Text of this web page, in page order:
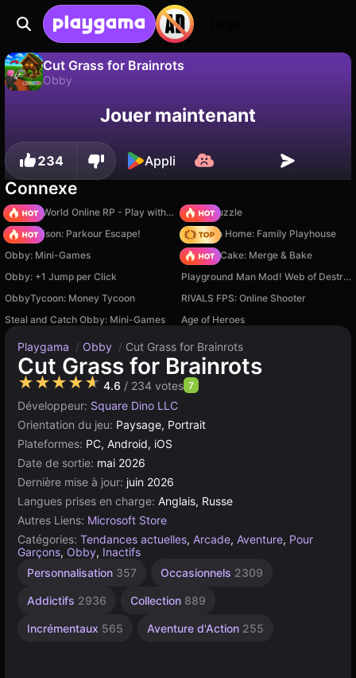
Cut Grass for Brainrots
Obby
progression !
Non Enregistrer
Jouer maintenant
234 Appli
Connexe
Sprunki World Online RP - Play with Friends!
Arrow Puzzle
Barry Prison: Parkour Escape!
My Town Home: Family Playhouse
Obby: Mini-Games
Piece of Cake: Merge & Bake
Obby: +1 Jump per Click
Playground Man Mod! Web of Destruction!
ObbyTycoon: Money Tycoon
RIVALS FPS: Online Shooter
Steal and Catch Obby: Mini-Games
Age of Heroes
Playgama / Obby / Cut Grass for Brainrots
Cut Grass for Brainrots
★★★★★ 4.6 / 234 votes 7
Développeur: Square Dino LLC
Orientation du jeu: Paysage, Portrait
Plateformes: PC, Android, iOS
Date de sortie: mai 2026
Dernière mise à jour: juin 2026
Langues prises en charge: Anglais, Russe
Autres Liens: Microsoft Store
Catégories: Tendances actuelles, Arcade, Aventure, Pour
Garçons, Obby, Inactifs
Personnalisation 357 Occasionnels 2309
Addictifs 2936 Collection 889
Incrémentaux 565 Aventure d'Action 255